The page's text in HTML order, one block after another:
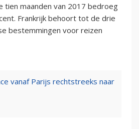
tien maanden van 2017 bedroeg
Frankrijk behoort tot de drie
bestemmingen voor reizen
vanaf Parijs rechtstreeks naar